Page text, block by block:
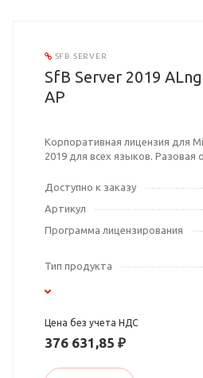
SFB SERVER
SfB Server 2019
AP
Корпоративная лицензия для
2019 для всех языков. Разовая
Доступно к заказу
Артикул
Программа лицензирования
Тип продукта
Цена без учета НДС
376 631,85 ₽